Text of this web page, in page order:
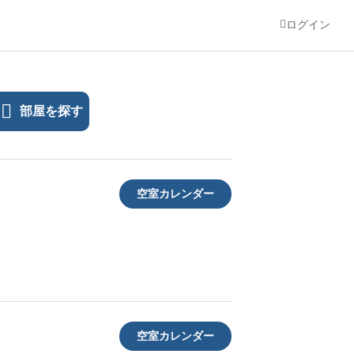
ログイン
部屋を探す
空室カレンダー
空室カレンダー